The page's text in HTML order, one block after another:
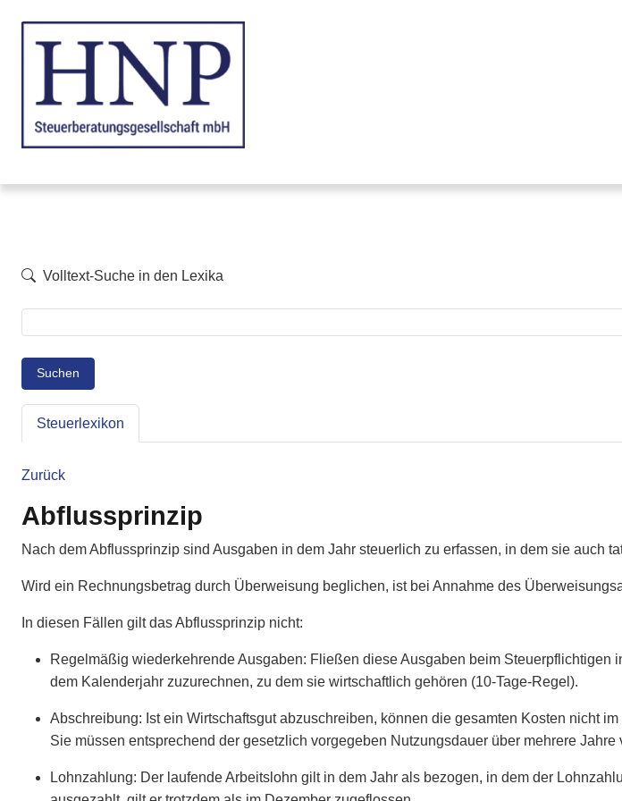
Volltext-Suche in den Lexika
Suchen
Steuerlexikon
Zurück
Abflussprinzip
Nach dem Abflussprinzip sind Ausgaben in dem Jahr steuerlich zu erfassen, in dem sie auch
Wird ein Rechnungsbetrag durch Überweisung beglichen, ist bei Annahme des
In diesen Fällen gilt das Abflussprinzip nicht:
Regelmäßig wiederkehrende Ausgaben: Fließen diese Ausgaben beim
dem Kalenderjahr zuzurechnen, zu dem sie wirtschaftlich gehören (10-Tage-Regel).
Abschreibung: Ist ein Wirtschaftsgut abzuschreiben, können die gesamten Kosten nicht
Sie müssen entsprechend der gesetzlich vorgegeben Nutzungsdauer über mehrere Jahre
Lohnzahlung: Der laufende Arbeitslohn gilt in dem Jahr als bezogen, in dem der